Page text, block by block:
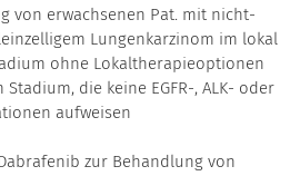
von erwachsenen Pat. mit nicht-
Lungenkarzinom im lokal
ohne Lokaltherapieoptionen
die keine EGFR-, ALK- oder
aufweisen
zur Behandlung von